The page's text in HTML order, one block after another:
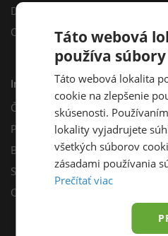
Darčekový poukaz
Odberné miesta
Informácie
Často kladené otázky
Poradňa
Blog
Sprievodca výberom fotovoltiky
Odporúčací program
Táto webová
používa
Táto webová lokalita
cookie na zlepšenie
skúsenosti.
lokality vyjadrujete
všetkých súborov
zásadami používania
Prečítať viac